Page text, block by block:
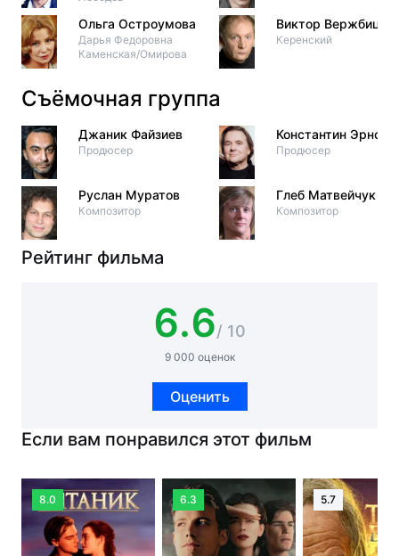
Ольга Остроумова
Дарья Федоровна
Каменская/Омирова
Виктор
Керенский
Съёмочная группа
Джаник Файзиев
Продюсер
Руслан Муратов
Композитор
Константин Эрнст
Продюсер
Глеб Матвейчук
Композитор
Рейтинг фильма
6.6/ 10
9 000 оценок
Оценить
Если вам понравился этот фильм
8.0 6.3 5.7